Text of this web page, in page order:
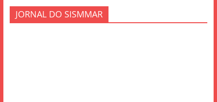
JORNAL DO SISMMAR